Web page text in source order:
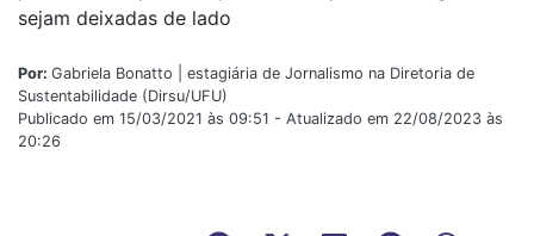
sejam deixadas de lado
Por: Gabriela Bonatto | estagiária de Jornalismo na Diretoria de
Sustentabilidade (Dirsu/UFU)
Publicado em 15/03/2021 às 09:51 - Atualizado em 22/08/2023 às
20:26